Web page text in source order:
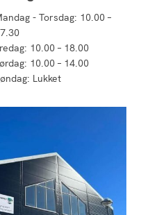
- Torsdag: 10.00 –
10.00 – 18.00
10.00 – 14.00
Lukket